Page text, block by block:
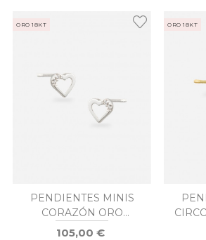
ORO 18KT
PENDIENTES MINIS
CORAZÓN ORO
BLANCO
105,00 €
ORO 18KT